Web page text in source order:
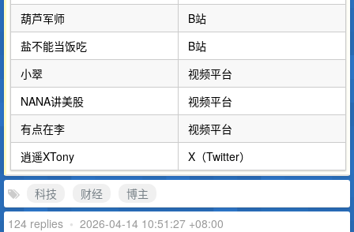
葫芦军师
B站
盐不能当饭吃
B站
小翠
视频平台
NANA讲美股
视频平台
有点在李
视频平台
逍遥XTony
X（Twitter）
科技 财经
博主
124 replies • 2026-04-14 10:51:27 +08:00